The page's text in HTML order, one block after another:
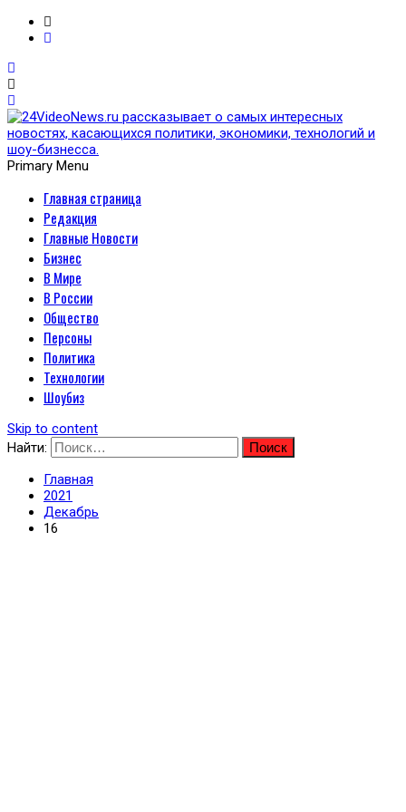
24VideoNews.ru
рассказывает о самых
интересных новостях,
касающихся политики,
экономики, технологий и
шоу-бизнесса.
Primary Menu
Главная страница
Редакция
Главные Новости
Бизнес
В Мире
В России
Общество
Персоны
Политика
Технологии
Шоубиз
Skip to content
Найти:
Главная
2021
Декабрь
16